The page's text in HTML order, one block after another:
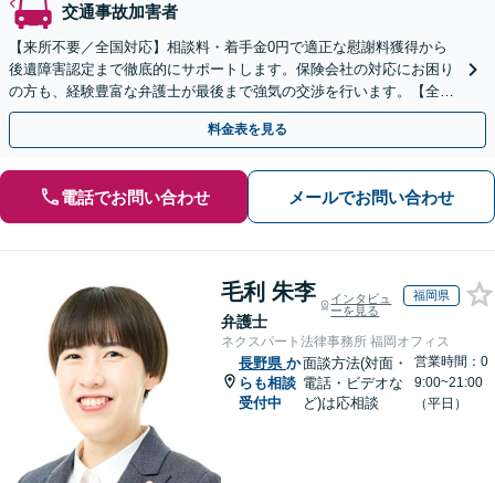
交通事故加害者
【来所不要／全国対応】相談料・着手金0円で適正な慰謝料獲得から
後遺障害認定まで徹底的にサポートします。保険会社の対応にお困り
の方も、経験豊富な弁護士が最後まで強気の交渉を行います。【全国
13拠点】お気軽にご相談ください。
料金表を見る
電話でお問い合わせ メールでお問い合わせ
毛利 朱李
弁護士
インタビュ
ーを見る
福岡県
ネクスパート法律事務所 福岡オフィス
長野県 か
らも相談
受付中
面談方法(対面・
電話・ビデオな
ど)は応相談
営業時間：0
9:00~21:00
（平日）